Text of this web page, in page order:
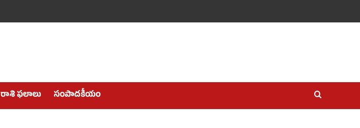
రాశి ఫలాలు సంపాదకీయం